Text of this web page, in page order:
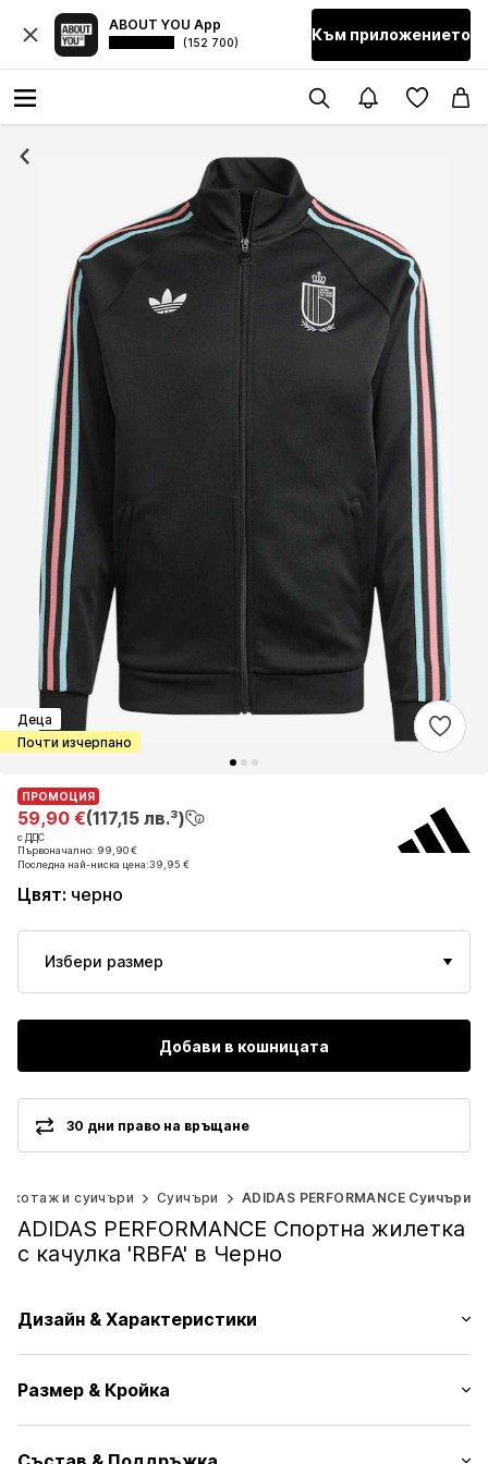
ABOUT YOU App
(152 700) Към приложението
Деца
Почти изчерпано
ПРОМОЦИЯ
59,90 €(117,15 лв.³)
с ДДС
Първоначално: 99,90 €
Последна най-ниска цена:39,95 €
ПРОМОЦИЯ
59,90 €(117,15 лв.³)
с ДДС
Първоначално: 99,90 €
Последна най-ниска цена:39,95 €
Цвят: черно
Избери размер
Добави в кошницата
30 дни право на връщане
и суичъри Суичъри ADIDAS PERFORMANCE Суичъри
ADIDAS PERFORMANCE Спортна жилетка
с качулка 'RBFA' в Черно
Дизайн & Характеристики
Памучен плат
Права яка
Размер & Кройка